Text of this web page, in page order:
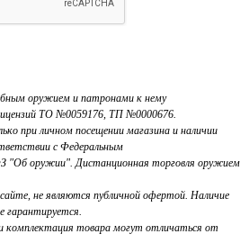
оружием и патронами к нему
ТО №0059176, ТП №0000676.
при личном посещении магазина и наличии
с Федеральным
"Об оружии". Дистанционная торговля оружием
не являются публичной офертой. Наличие
гарантируется.
комплектация товара могут отличаться от